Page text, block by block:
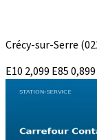
Crécy-sur-Serre
E10 2,099 E850,899